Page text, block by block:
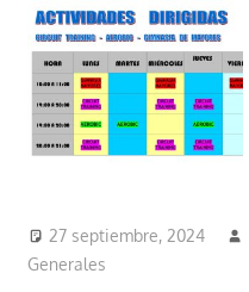
27 septiembre, 2024
Generales